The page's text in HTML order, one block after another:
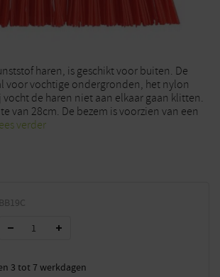
haren, is geschikt voor buiten. De
voor vochtige ondergronden, het nylon
de haren niet aan elkaar gaan klitten.
van 28cm. De bezem is voorzien van een
verder
BB19C
3 tot 7 werkdagen